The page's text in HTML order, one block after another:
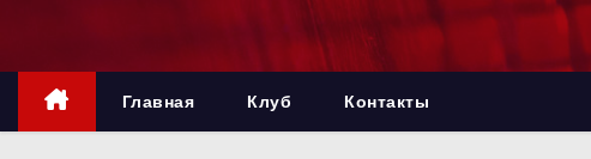
д
Главная Клуб Контакты